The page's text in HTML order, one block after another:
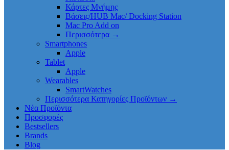
Κάρτες Μνήμης
Βάσεις/HUB Mac/ Docking Station
Mac Pro Add on
Περισσότερα →
Smartphones
Apple
Tablet
Apple
Wearables
SmartWatches
Περισσότερα Κατηγορίες Προϊόντων →
Νέα Προϊόντα
Προσφορές
Bestsellers
Brands
Blog